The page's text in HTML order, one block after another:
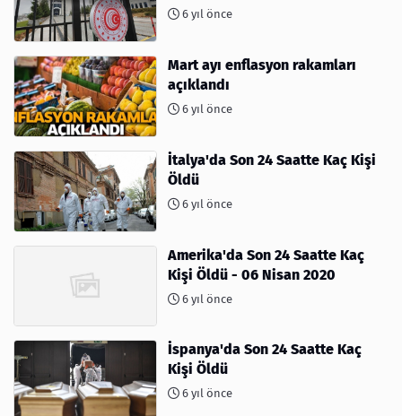
6 yıl önce
Mart ayı enflasyon rakamları
açıklandı
6 yıl önce
İtalya'da Son 24 Saatte Kaç Kişi
Öldü
6 yıl önce
Amerika'da Son 24 Saatte Kaç
Kişi Öldü - 06 Nisan 2020
6 yıl önce
İspanya'da Son 24 Saatte Kaç
Kişi Öldü
6 yıl önce